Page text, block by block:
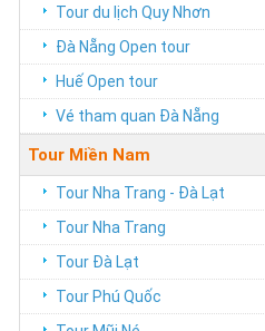
Tour du lịch Quy Nhơn
Đà Nẵng Open tour
Huế Open tour
Vé tham quan Đà Nẵng
Tour Miền Nam
Tour Nha Trang - Đà Lạt
Tour Nha Trang
Tour Đà Lạt
Tour Phú Quốc